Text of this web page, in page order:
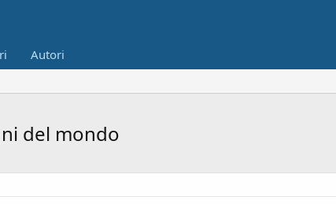
Autori
del mondo